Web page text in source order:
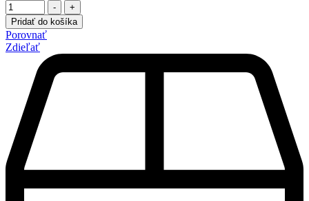
-
+
Pridať do košíka
Porovnať
Zdieľať